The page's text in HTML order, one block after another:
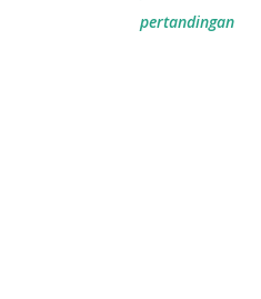
pertandingan